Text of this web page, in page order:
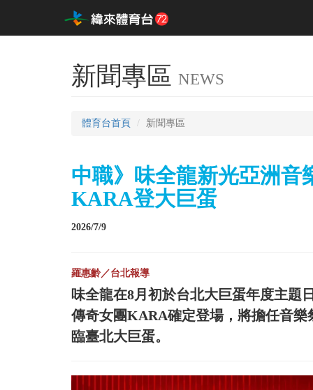
新聞專區 NEWS
體育台首頁 新聞專區
中職》味全龍新光亞洲
KARA登大巨蛋
2026/7/9
羅惠齡／台北報導
味全龍在8月初於台北大巨蛋年度主題
傳奇女團KARA確定登場，將擔任音
臨臺北大巨蛋。